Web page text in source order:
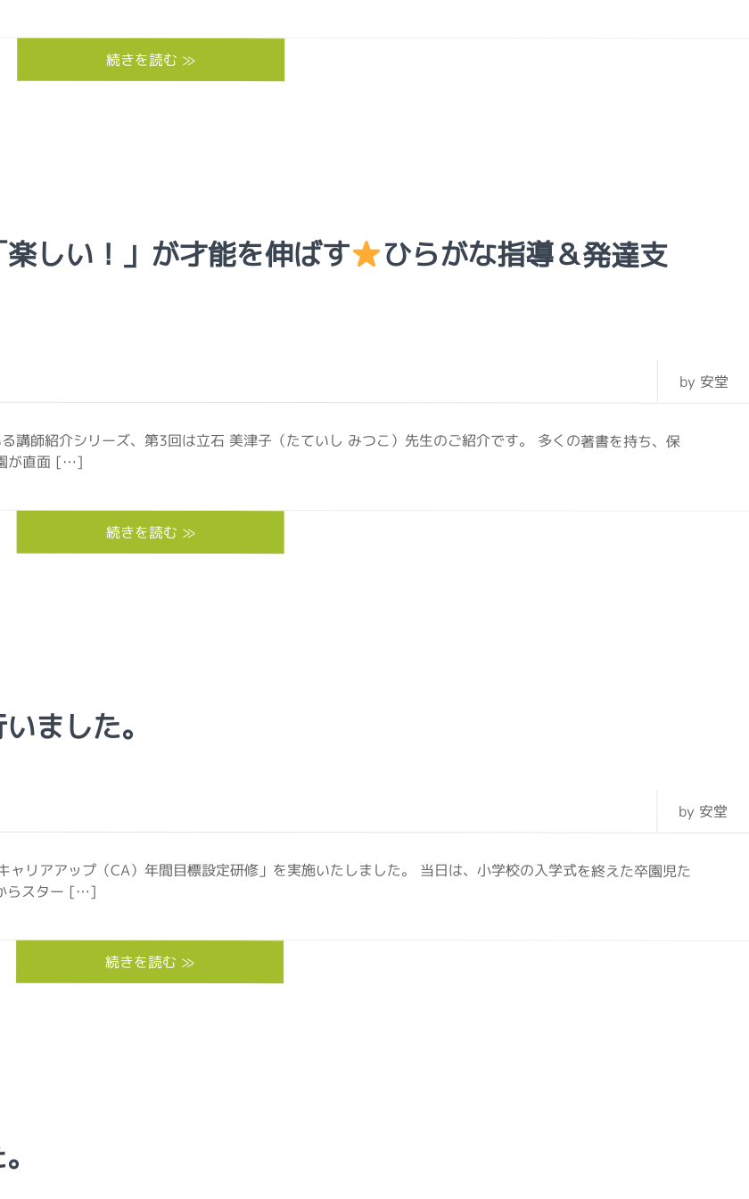
続きを読む ≫
しい！」が才能を伸ばす ひらがな指導＆発達支
by 安堂
講師紹介シリーズ、第3回は立石 美津子（たていし みつこ）先生のご紹介です。 多くの著書を持ち、保
が直面 […]
続きを読む ≫
ました。
by 安堂
リアアップ（CA）年間目標設定研修」を実施いたしました。 当日は、小学校の入学式を終えた卒園児た
らスター […]
続きを読む ≫